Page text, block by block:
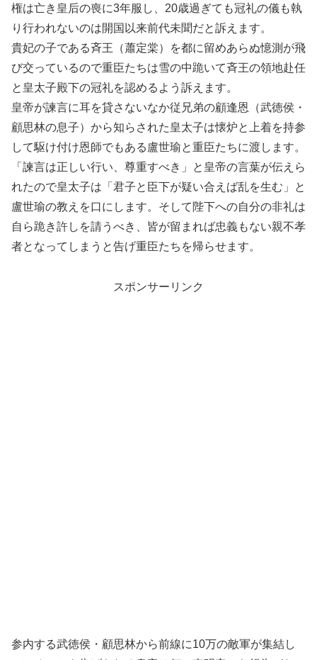
権は亡き皇后の喪に3年服し、20歳過ぎても冠礼の儀も執
り行われないのは開国以来前代未聞だと訴えます。
貴妃の子である斉王（蕭定棠）を都に留めあらぬ憶測が飛
び交っているので重臣たちは雪の中跪いて斉王の領地赴任
と皇太子殿下の冠礼を認めるよう訴えます。
皇帝が諫言に耳を貸さないなか従兄弟の顧逢恩（武徳侯・
顧思林の息子）から知らされた皇太子は懐炉と上着を持参
して駆け付け恩師でもある盧世瑜と重臣たちに渡します。
「諫言は正しい行い、尊重すべき」と皇帝の言葉が伝えら
れたので皇太子は「君子と臣下が疑い合えば乱を生む」と
盧世瑜の教えを口にします。そして陛下への自分の非礼は
自ら跪き許しを請うべき、皆が留まれば忠義もない親不孝
者となってしまうと告げ重臣たちを帰らせます。
スポンサーリンク
参内する武徳侯・顧思林から前線に10万の敵軍が集結し